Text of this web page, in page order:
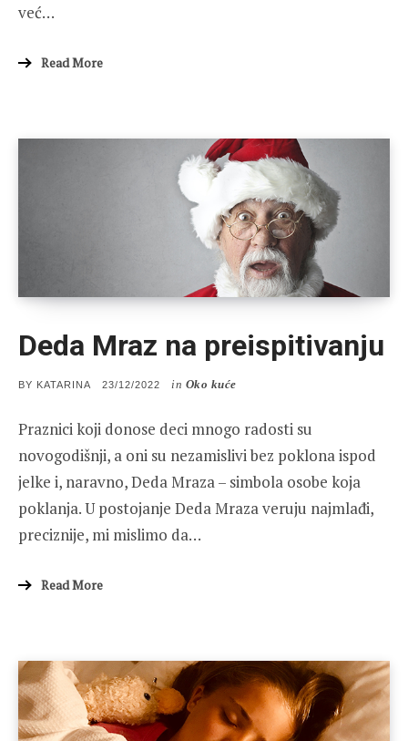
već…
Read More
Deda Mraz na preispitivanju
BY KATARINA
POSTED
23/12/2022 in Oko kuće
Praznici koji donose deci mnogo radosti su
novogodišnji, a oni su nezamislivi bez poklona ispod
jelke i, naravno, Deda Mraza – simbola osobe koja
poklanja. U postojanje Deda Mraza veruju najmlađi,
preciznije, mi mislimo da…
Read More